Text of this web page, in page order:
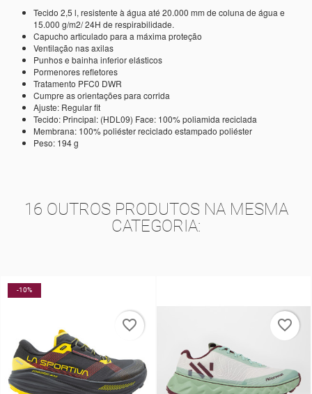
Tecido 2,5 l, resistente à água até 20.000 mm de coluna de água e
15.000 g/m2/ 24H de respirabilidade.
Capucho articulado para a máxima proteção
Ventilação nas axilas
Punhos e bainha inferior elásticos
Pormenores refletores
Tratamento PFC0 DWR
Cumpre as orientações para corrida
Ajuste: Regular fit
Tecido: Principal: (HDL09) Face: 100% poliamida reciclada
Membrana: 100% poliéster reciclado estampado poliéster
Peso: 194 g
16 OUTROS PRODUTOS NA MESMA
CATEGORIA: